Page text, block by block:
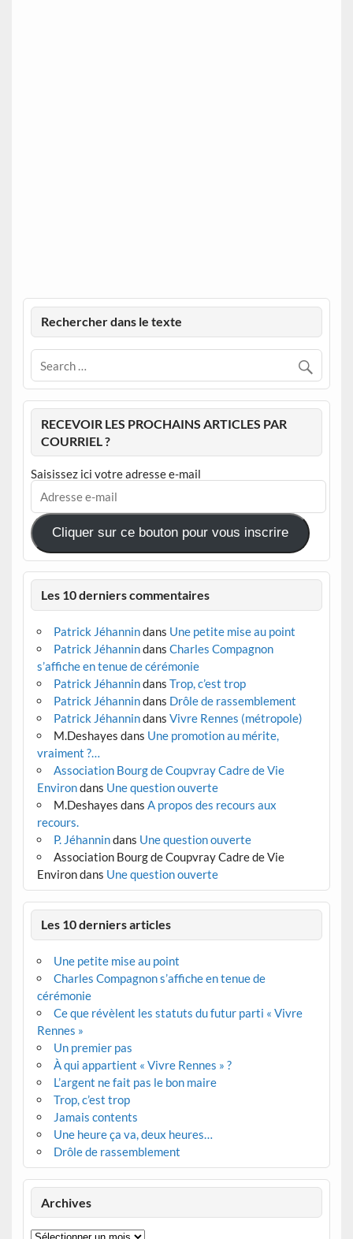
Rechercher dans le texte
RECEVOIR LES PROCHAINS ARTICLES PAR
COURRIEL ?
Saisissez ici votre adresse e-mail
Adresse
mail
Cliquer sur ce bouton pour vous inscrire
Les 10 derniers commentaires
Patrick Jéhannindans Une petite mise au point
Patrick Jéhannindans Charles Compagnon
s’affiche en tenue de cérémonie
Patrick Jéhannindans Trop, c’est trop
Patrick Jéhannindans Drôle de rassemblement
Patrick Jéhannindans Vivre Rennes (métropole)
M.Deshayes dans Une promotion au mérite,
vraiment ?…
Association Bourg de Coupvray Cadre de Vie
Environdans Une question ouverte
M.Deshayes dans A propos des recours aux
recours.
P. Jéhannindans Une question ouverte
Association Bourg de Coupvray Cadre de Vie
Environdans Une question ouverte
Les 10 derniers articles
Une petite mise au point
Charles Compagnon s’affiche en tenue de
cérémonie
Ce que révèlent les statuts du futur parti « Vivre
Rennes »
Un premier pas
À qui appartient « Vivre Rennes » ?
L’argent ne fait pas le bon maire
Trop, c’est trop
Jamais contents
Une heure ça va, deux heures…
Drôle de rassemblement
Archives
Archives